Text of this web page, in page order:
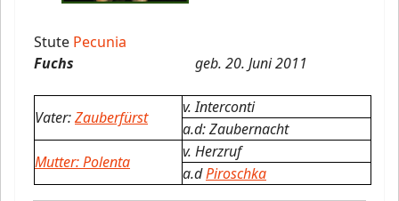
Stute Pecunia
Fuchs geb. 20. Juni 2011
Vater:Zauberfürst
v. Interconti
a.d: Zaubernacht
Mutter:Polenta
v. Herzruf
a.dPiroschka